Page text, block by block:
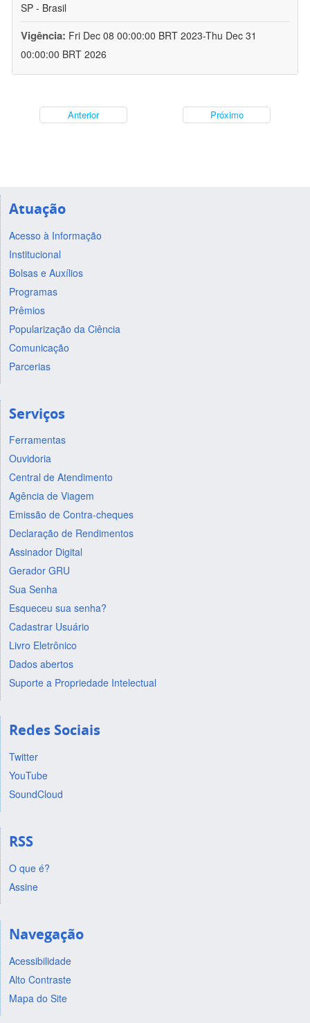
SP - Brasil
Vigência: Fri Dec 08 00:00:00 BRT 2023-Thu Dec 31
00:00:00 BRT 2026
Anterior Próximo
Atuação
Acesso à Informação
Institucional
Bolsas e Auxílios
Programas
Prêmios
Popularização da Ciência
Comunicação
Parcerias
Serviços
Ferramentas
Ouvidoria
Central de Atendimento
Agência de Viagem
Emissão de Contra-cheques
Declaração de Rendimentos
Assinador Digital
Gerador GRU
Sua Senha
Esqueceu sua senha?
Cadastrar Usuário
Livro Eletrônico
Dados abertos
Suporte a Propriedade Intelectual
Redes Sociais
Twitter
YouTube
SoundCloud
RSS
O que é?
Assine
Navegação
Acessibilidade
Alto Contraste
Mapa do Site